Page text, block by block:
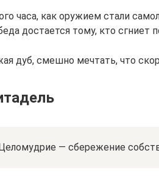
часа, как оружием стали
достается тому, кто сгниет
дуб, смешно мечтать, что
— сбережение